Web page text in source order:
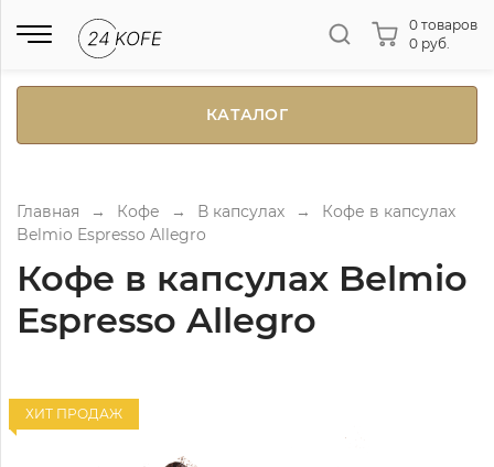
0 товаров
0 руб.
КАТАЛОГ
Главная → Кофе → В капсулах →
Кофе в капсулах
Belmio Espresso Allegro
Кофе в капсулах Belmio
Espresso Allegro
ХИТ ПРОДАЖ